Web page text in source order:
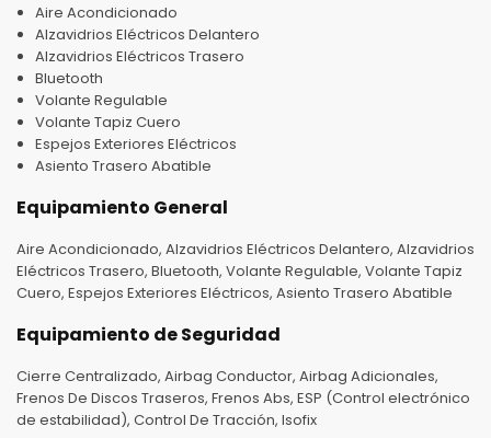
Aire Acondicionado
Alzavidrios Eléctricos Delantero
Alzavidrios Eléctricos Trasero
Bluetooth
Volante Regulable
Volante Tapiz Cuero
Espejos Exteriores Eléctricos
Asiento Trasero Abatible
Equipamiento General
Aire Acondicionado, Alzavidrios Eléctricos Delantero, Alzavidrios
Eléctricos Trasero, Bluetooth, Volante Regulable, Volante Tapiz
Cuero, Espejos Exteriores Eléctricos, Asiento Trasero Abatible
Equipamiento de Seguridad
Cierre Centralizado, Airbag Conductor, Airbag Adicionales,
Frenos De Discos Traseros, Frenos Abs, ESP (Control electrónico
de estabilidad), Control De Tracción, Isofix